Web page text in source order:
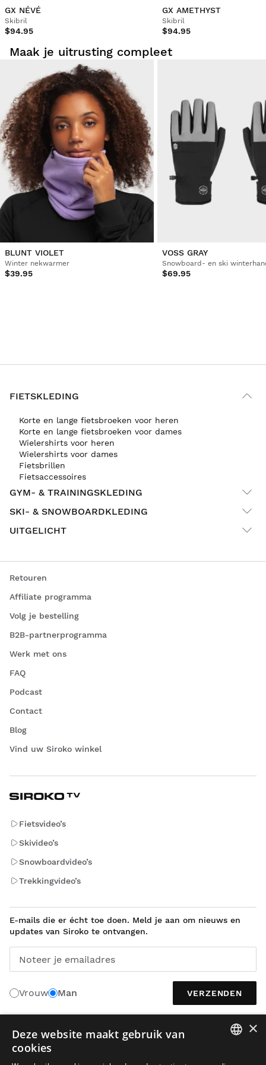
Ook goed, goede pasvorm bij het verwisselen van lens
Vond je dit een nuttige review? Ja Melden Deel
1
GX NÉVÉ
Skibril
$94.95
GX AMETHYST
Skibril
$94.95
Maak je uitrusting compleet
BLUNT VIOLET
Winter nekwarmer
$39.95
VOSS GRAY
Snowboard- en ski
$69.95
FIETSKLEDING
Korte en lange fietsbroeken voor heren
Korte en lange fietsbroeken voor dames
Wielershirts voor heren
Wielershirts voor dames
Fietsbrillen
Fietsaccessoires
GYM- & TRAININGSKLEDING
SKI- & SNOWBOARDKLEDING
UITGELICHT
Retouren
Affiliate programma
Volg je bestelling
B2B-partnerprogramma
Werk met ons
FAQ
Podcast
Contact
Blog
Vind uw Siroko winkel
Fietsvideo’s
Skivideo’s
Snowboardvideo’s
Trekkingvideo’s
E-mails die er écht toe doen. Meld je aan om nieuws en
updates van Siroko te ontvangen.
Noteer je emailadres
Vrouw Man VERZENDEN
×
Deze website maakt gebruik van
cookies